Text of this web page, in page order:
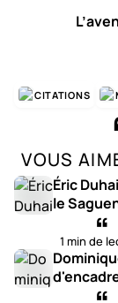
CITATIONS
VOUS
Éric
le
1 min de